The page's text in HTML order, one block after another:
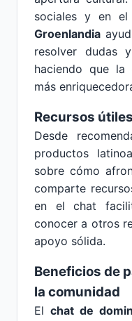
sociales y en el
Groenlandia
resolver dudas
haciendo que la
más
Recursos
Desde
productos
sobre cómo
comparte
en el chat
conocer a otros
apoyo sólida.
Beneficios de
la comunidad
El chat de